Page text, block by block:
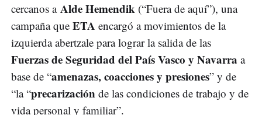
cercanos a Alde Hemendik (“Fuera de aquí”), una
campaña que ETA encargó a movimientos de la
izquierda abertzale para lograr la salida de las
Fuerzas de Seguridad del País Vasco y Navarra a
base de “amenazas, coacciones y presiones” y de
“la “precarización de las condiciones de trabajo y de
vida personal y familiar”.